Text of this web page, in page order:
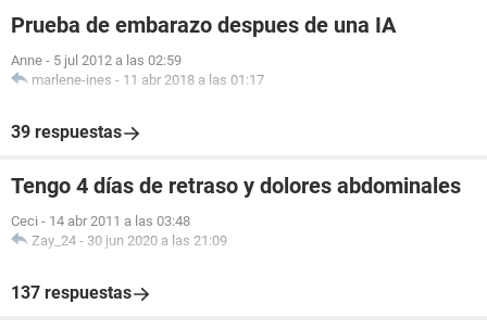
Prueba de embarazo despues de una IA
Anne - 5 jul 2012 a las 02:59
marlene-ines - 11 abr 2018 a las 01:17
39 respuestas
Tengo 4 días de retraso y dolores abdominales
Ceci - 14 abr 2011 a las 03:48
Zay_24 - 30 jun 2020 a las 21:09
137 respuestas